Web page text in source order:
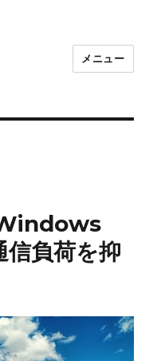
メニュー
負荷を抑